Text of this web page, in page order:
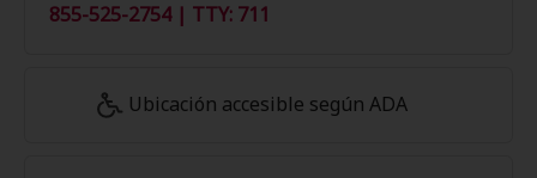
855-525-2754 | TTY: 711
Ubicación accesible según ADA